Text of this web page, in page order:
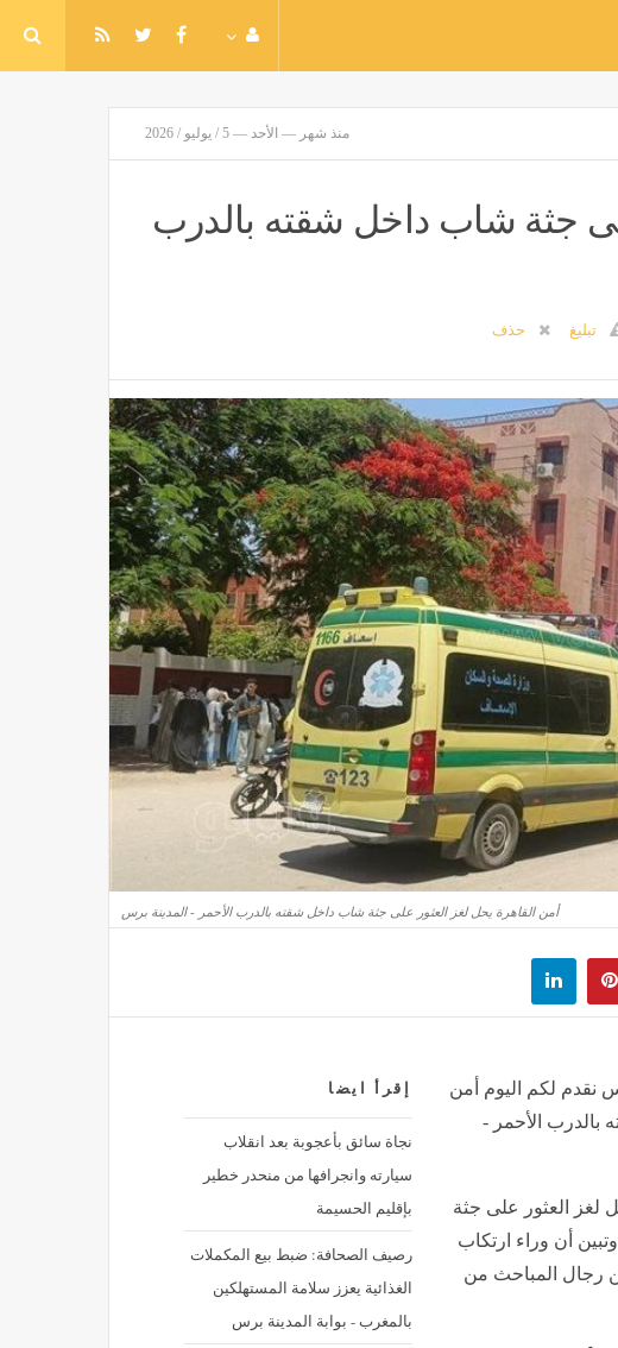
منذ شهر — الأحد — 5 / يوليو / 2026
جثة شاب داخل شقته بالدرب
تبليغ حذف
أمن القاهرة يحل لغز العثور على جثة شاب داخل شقته بالدرب الأحمر - المدينة برس
إقرأ ايضا
نجاة سائق بأعجوبة بعد انقلاب
سيارته وانجرافها من منحدر خطير
بإقليم الحسيمة
رصيف الصحافة: ضبط بيع المكملات
الغذائية يعزز سلامة المستهلكين
بالمغرب - بوابة المدينة برس
نقدم لكم اليوم أمن
بالدرب الأحمر -
لغز العثور على جثة
وتبين أن وراء ارتكاب
رجال المباحث من